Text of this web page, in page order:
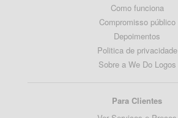
Como funciona
Compromisso público
Depoimentos
Politica de privacidade
Sobre a We Do Logos
Para Clientes